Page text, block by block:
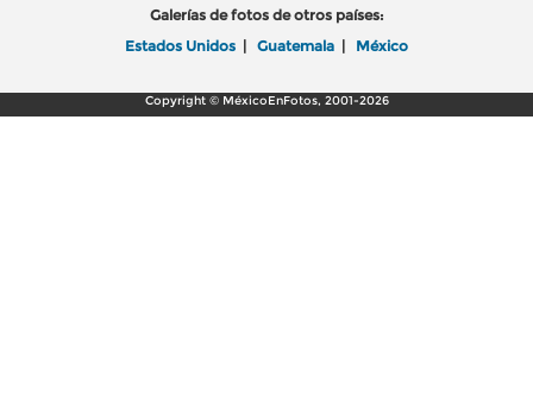
Galerías de fotos de otros países:
Estados Unidos | Guatemala | México
Copyright © MéxicoEnFotos, 2001-2026